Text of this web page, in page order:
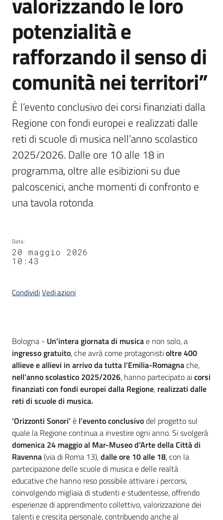
potenzialità e
rafforzando il senso di
comunità nei territori”
È l’evento conclusivo dei corsi finanziati dalla
Regione con fondi europei e realizzati dalle
reti di scuole di musica nell’anno scolastico
2025/2026. Dalle ore 10 alle 18 in
programma, oltre alle esibizioni su due
palcoscenici, anche momenti di confronto e
una tavola rotonda
Data:
20 maggio 2026
10:43
CondividiVedi azioni
Contenuto
Bologna - Un’intera giornata di musicae non solo, a
ingresso gratuito, che avrà come protagonistioltre 400
allieve e allievi in arrivo da tutta l’Emilia-Romagnache,
nell’anno scolastico 2025/2026, hanno partecipato aicorsi
finanziati con fondi europei dalla Regione, realizzati dalle
reti di scuole di musica.
‘Orizzonti Sonori’è l’evento conclusivodel progetto sul
quale la Regione continua a investire ogni anno.Si svolgerà
domenica 24 maggio al Mar-Museo d’Arte della Città di
Ravenna(via di Roma 13),dalle ore 10 alle 18, con la
partecipazione delle scuole di musica e delle realtà
educative che hanno reso possibile attivare i percorsi,
coinvolgendo migliaia di studenti e studentesse, offrendo
esperienze di apprendimento collettivo, valorizzazione dei
talenti e crescita personale, contribuendo anche al